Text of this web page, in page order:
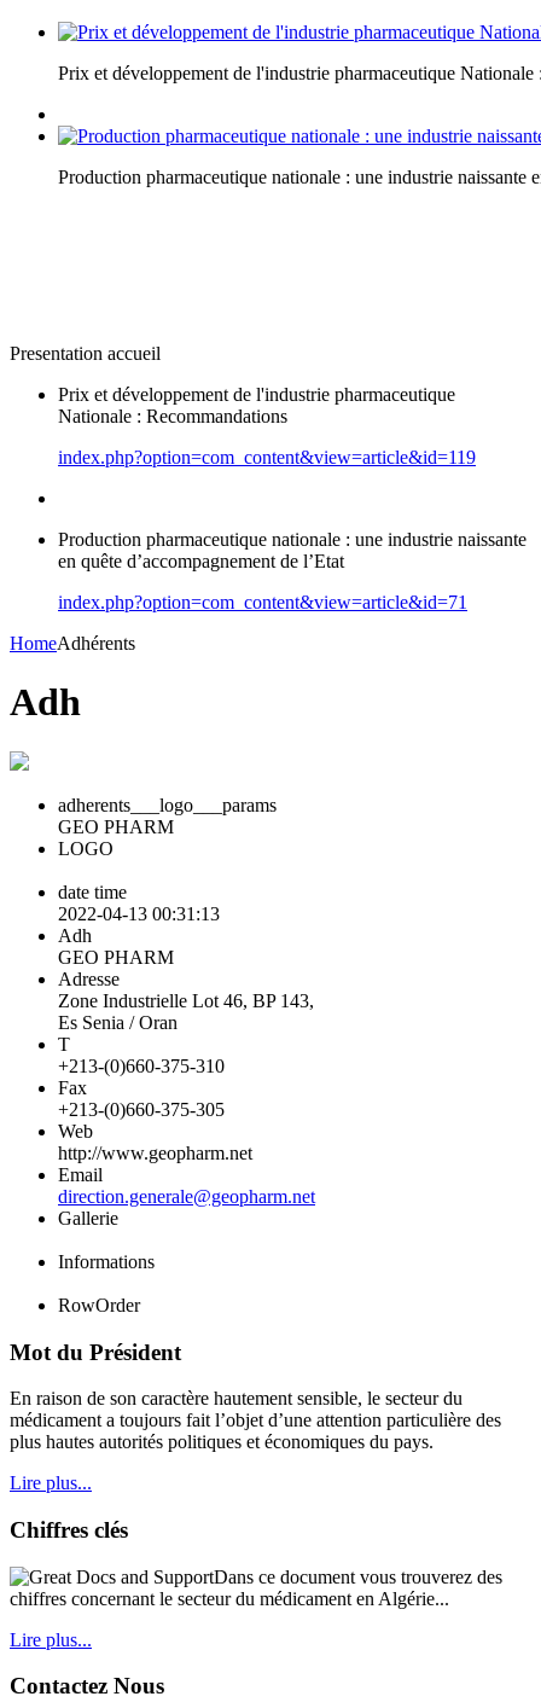
Prix et développement de l'industrie pharmaceutique Nationale
Production pharmaceutique nationale : une industrie naissante
Presentation accueil
Prix et développement de l'industrie pharmaceutique
Nationale : Recommandations
index.php?option=com_content&view=article&id=119
Production pharmaceutique nationale : une industrie naissante
en quête d’accompagnement de l’Etat
index.php?option=com_content&view=article&id=71
HomeAdhérents
Adh
adherents___logo___params
GEO PHARM
LOGO
date time
2022-04-13 00:31:13
Adh
GEO PHARM
Adresse
Zone Industrielle Lot 46, BP 143,
Es Senia / Oran
T
+213-(0)660-375-310
Fax
+213-(0)660-375-305
Web
http://www.geopharm.net
Email
direction.generale@geopharm.net
Gallerie
Informations
RowOrder
Mot du Président
En raison de son caractère hautement sensible, le secteur du
médicament a toujours fait l’objet d’une attention particulière des
plus hautes autorités politiques et économiques du pays.
Lire plus...
Chiffres clés
Dans ce document vous trouverez des
chiffres concernant le secteur du médicament en Algérie...
Lire plus...
Contactez Nous